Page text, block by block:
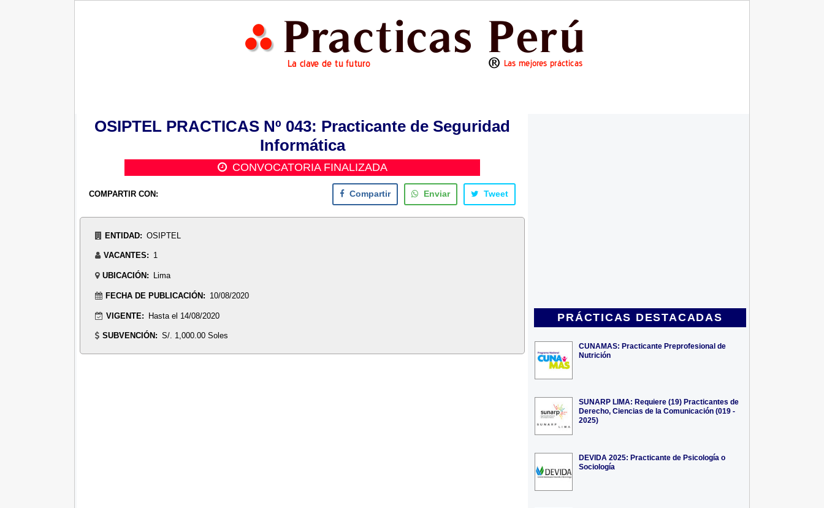
PRÁCTICAS DESTACADAS
CUNAMAS: Practicante Preprofesional de
Nutrición
SUNARP LIMA: Requiere (19) Practicantes de
Derecho, Ciencias de la Comunicación (019 -
2025)
DEVIDA 2025: Practicante de Psicología o
Sociología
OSIPTEL PRACTICAS Nº 043: Practicante de Seguridad
Informática
CONVOCATORIA FINALIZADA
COMPARTIR CON: Compartir Enviar Tweet
ENTIDAD: OSIPTEL
VACANTES: 1
UBICACIÓN: Lima
FECHA DE PUBLICACIÓN: 10/08/2020
VIGENTE: Hasta el 14/08/2020
SUBVENCIÓN: S/. 1,000.00 Soles